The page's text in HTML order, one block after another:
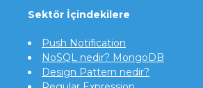
Sektör İçindekilere
Push Notification
NoSQL nedir? MongoDB
Design Pattern nedir?